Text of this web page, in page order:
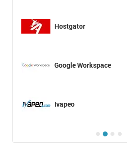
Hostgator
Google Workspace
Ivapeo